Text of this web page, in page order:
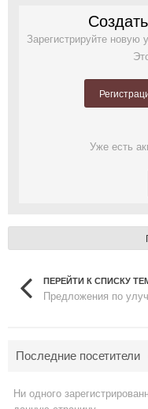
Зарегистрируйте
Уже есть
ПЕРЕЙТИ К СПИСКУ
Предложения по
Последние посетители
Ни одного